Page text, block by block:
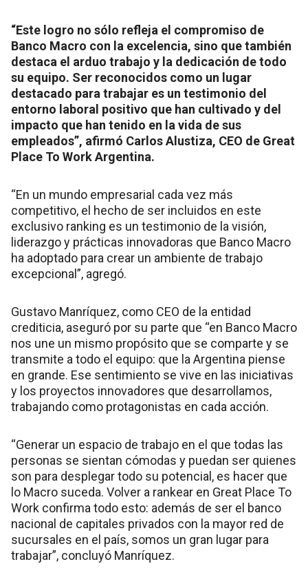
“Este logro no sólo refleja el compromiso de
Banco Macro con la excelencia, sino que también
destaca el arduo trabajo y la dedicación de todo
su equipo. Ser reconocidos como un lugar
destacado para trabajar es un testimonio del
entorno laboral positivo que han cultivado y del
impacto que han tenido en la vida de sus
empleados”, afirmó Carlos Alustiza, CEO de Great
Place To Work Argentina.
“En un mundo empresarial cada vez más
competitivo, el hecho de ser incluidos en este
exclusivo ranking es un testimonio de la visión,
liderazgo y prácticas innovadoras que Banco Macro
ha adoptado para crear un ambiente de trabajo
excepcional”, agregó.
Gustavo Manríquez, como CEO de la entidad
crediticia, aseguró por su parte que “en Banco Macro
nos une un mismo propósito que se comparte y se
transmite a todo el equipo: que la Argentina piense
en grande. Ese sentimiento se vive en las iniciativas
y los proyectos innovadores que desarrollamos,
trabajando como protagonistas en cada acción.
“Generar un espacio de trabajo en el que todas las
personas se sientan cómodas y puedan ser quienes
son para desplegar todo su potencial, es hacer que
lo Macro suceda. Volver a rankear en Great Place To
Work confirma todo esto: además de ser el banco
nacional de capitales privados con la mayor red de
sucursales en el país, somos un gran lugar para
trabajar”, concluyó Manríquez.